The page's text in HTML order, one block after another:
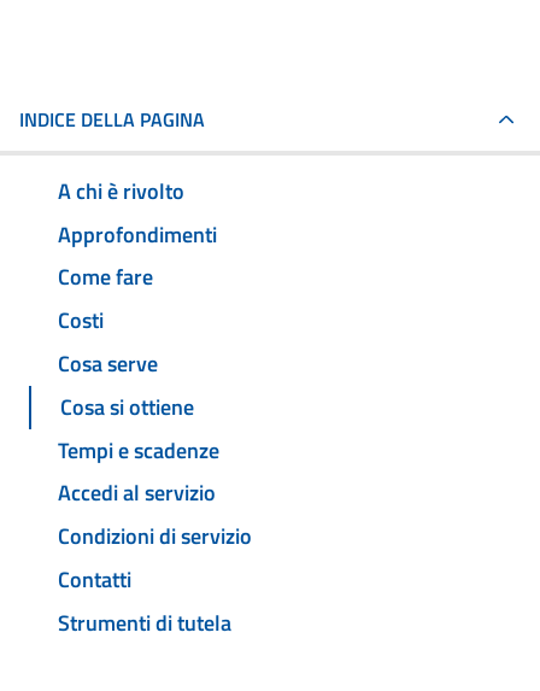
INDICE DELLA PAGINA
A chi è rivolto
Approfondimenti
Come fare
Costi
Cosa serve
Cosa si ottiene
Tempi e scadenze
Accedi al servizio
Condizioni di servizio
Contatti
Strumenti di tutela